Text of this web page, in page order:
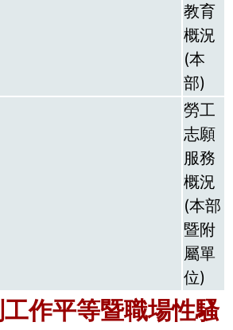
教育
概況
(本
部)
勞工
志願
服務
概況
(本部
暨附
屬單
位)
作平等暨職場性騷